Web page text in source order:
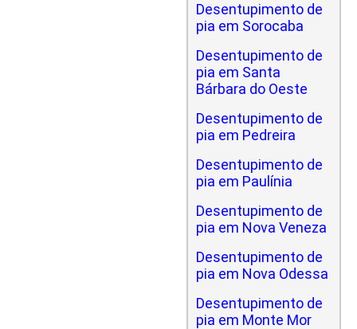
Desentupimento de
pia em Sorocaba
Desentupimento de
pia em Santa
Bárbara do Oeste
Desentupimento de
pia em Pedreira
Desentupimento de
pia em Paulínia
Desentupimento de
pia em Nova Veneza
Desentupimento de
pia em Nova Odessa
Desentupimento de
pia em Monte Mor